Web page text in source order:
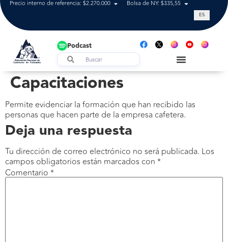
Precio interno de referencia: $2.270.000 Bolsa de NY: $335,55 Tasa de
ES
Podcast
Capacitaciones
Permite evidenciar la formación que han recibido las
personas que hacen parte de la empresa cafetera.
Deja una respuesta
Tu dirección de correo electrónico no será publicada. Los
campos obligatorios están marcados con *
Comentario *